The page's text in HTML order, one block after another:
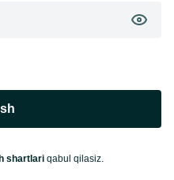
shartlariqabul qilasiz.